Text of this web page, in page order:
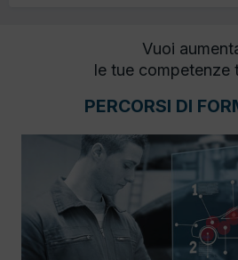
Vuoi
le tue competenze
PERCORSI DI